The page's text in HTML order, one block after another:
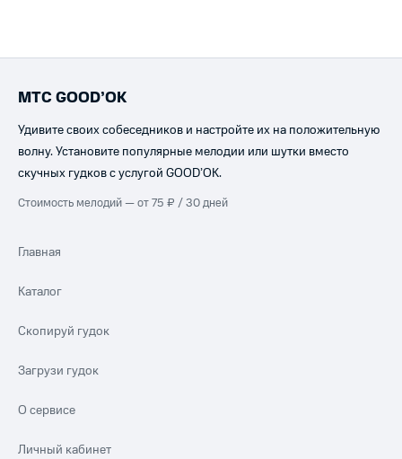
МТС GOOD’OK
Удивите своих собеседников и настройте их на положительную
волну. Установите популярные мелодии или шутки вместо
скучных гудков с услугой GOOD’OK.
Стоимость мелодий — от 75 ₽ / 30 дней
Главная
Каталог
Скопируй гудок
Загрузи гудок
О сервисе
Личный кабинет